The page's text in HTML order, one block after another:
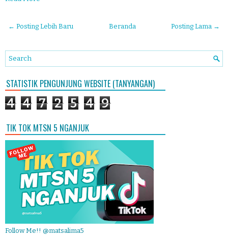
← Posting Lebih Baru Posting Lama →
Beranda
STATISTIK PENGUNJUNG WEBSITE (TANYANGAN)
4 4 7 2 5 4 9
TIK TOK MTSN 5 NGANJUK
Follow Me!! @matsalima5